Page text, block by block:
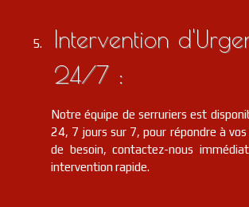
Intervention
24/7 :
Notre équipe de serruriers est
24, 7 jours sur 7, pour répondre à vos
de besoin, contactez-nous
intervention rapide.